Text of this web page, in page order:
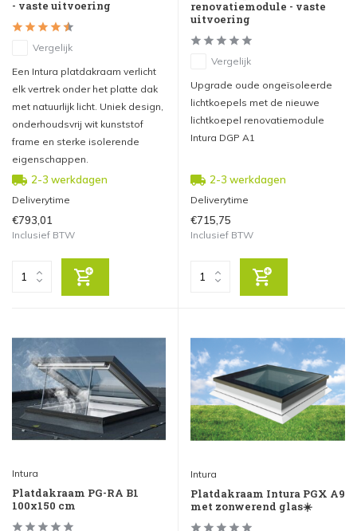
- vaste uitvoering
Vergelijk
Een Intura platdakraam verlicht
elk vertrek onder het platte dak
met natuurlijk licht. Uniek design,
onderhoudsvrij wit kunststof
frame en sterke isolerende
eigenschappen.
2-3 werkdagen
Deliverytime
€793,01
Inclusief BTW
renovatiemodule - vaste
uitvoering
Vergelijk
Upgrade oude ongeïsoleerde
lichtkoepels met de nieuwe
lichtkoepel renovatiemodule
Intura DGP A1
2-3 werkdagen
Deliverytime
€715,75
Inclusief BTW
Intura
Platdakraam PG-RA B1
100x150 cm
Intura
Platdakraam Intura PGX A9
met zonwerend glas☀️